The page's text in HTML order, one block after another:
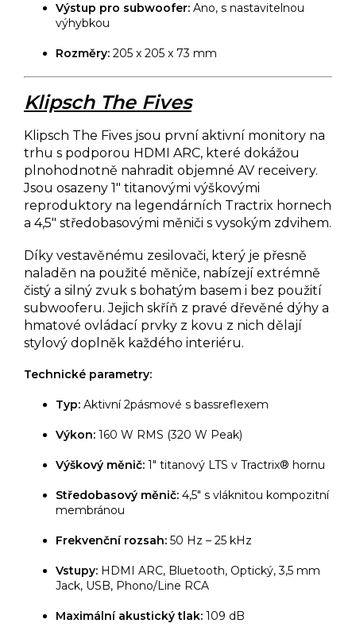
Výstup pro subwoofer: Ano, s nastavitelnou
výhybkou
Rozměry: 205 x 205 x 73 mm
Klipsch The Fives
Klipsch The Fives jsou první aktivní monitory na
trhu s podporou HDMI ARC, které dokážou
plnohodnotně nahradit objemné AV receivery.
Jsou osazeny 1" titanovými výškovými
reproduktory na legendárních Tractrix hornech
a 4,5" středobasovými měniči s vysokým zdvihem.
Díky vestavěnému zesilovači, který je přesně
naladěn na použité měniče, nabízejí extrémně
čistý a silný zvuk s bohatým basem i bez použití
subwooferu. Jejich skříň z pravé dřevěné dýhy a
hmatové ovládací prvky z kovu z nich dělají
stylový doplněk každého interiéru.
Technické parametry:
Typ: Aktivní 2pásmové s bassreflexem
Výkon: 160 W RMS (320 W Peak)
Výškový měnič: 1" titanový LTS v Tractrix® hornu
Středobasový měnič: 4,5" s vláknitou kompozitní
membránou
Frekvenční rozsah: 50 Hz – 25 kHz
Vstupy: HDMI ARC, Bluetooth, Optický, 3,5 mm
Jack, USB, Phono/Line RCA
Maximální akustický tlak: 109 dB